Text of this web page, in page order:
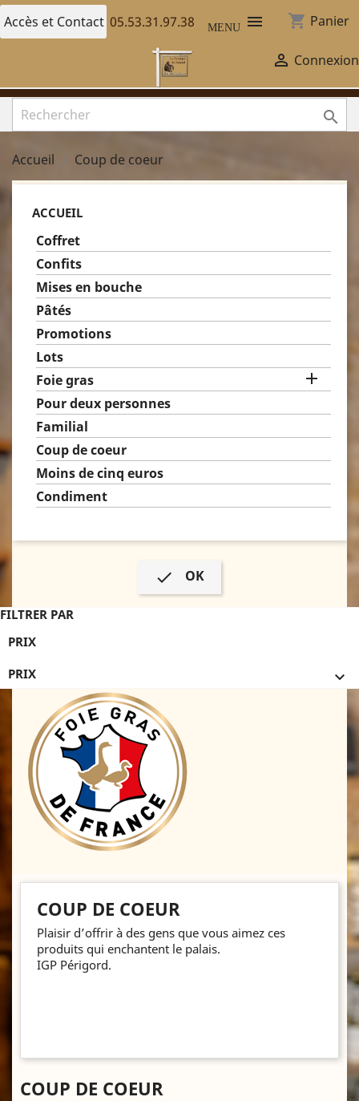
Accès et Contact 05.53.31.97.38 MENU  shopping_cart Panier
 Connexion

Accueil Coup de coeur
ACCUEIL
Coffret
Confits
Mises en bouche
Pâtés
Promotions
Lots
Foie gras

Pour deux personnes
Familial
Coup de coeur
Moins de cinq euros
Condiment
 OK
FILTRER PAR
PRIX
PRIX

COUP DE COEUR
Plaisir d’offrir à des gens que vous aimez ces
produits qui enchantent le palais.
IGP Périgord.
COUP DE COEUR